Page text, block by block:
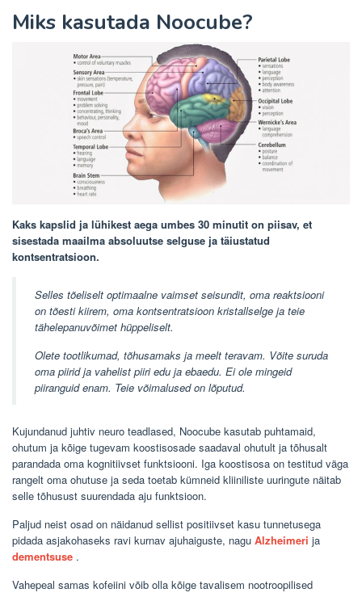
Miks kasutada Noocube?
Kaks kapslid ja lühikest aega umbes 30 minutit on piisav, et
sisestada maailma absoluutse selguse ja täiustatud
kontsentratsioon.
Selles tõeliselt optimaalne vaimset seisundit, oma reaktsiooni
on tõesti kiirem, oma kontsentratsioon kristallselge ja teie
tähelepanuvõimet hüppeliselt.
Olete tootlikumad, tõhusamaks ja meelt teravam. Võite suruda
oma piirid ja vahelist piiri edu ja ebaedu. Ei ole mingeid
piiranguid enam. Teie võimalused on lõputud.
Kujundanud juhtiv neuro teadlased, Noocube kasutab puhtamaid,
ohutum ja kõige tugevam koostisosade saadaval ohutult ja tõhusalt
parandada oma kognitiivset funktsiooni. Iga koostisosa on testitud väga
rangelt oma ohutuse ja seda toetab kümneid kliiniliste uuringute näitab
selle tõhusust suurendada aju funktsioon.
Paljud neist osad on näidanud sellist positiivset kasu tunnetusega
pidada asjakohaseks ravi kurnav ajuhaiguste, nagu Alzheimeri ja
dementsuse .
Vahepeal samas kofeiini võib olla kõige tavalisem nootroopilised